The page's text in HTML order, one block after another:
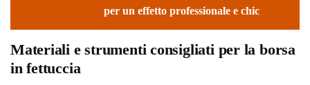
per un effetto professionale e chic
Materiali e strumenti consigliati per la borsa
in fettuccia